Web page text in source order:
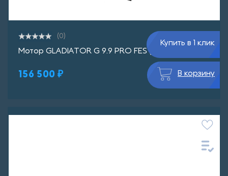
(0)
Мотор GLADIATOR G 9.9 PRO FES (дист.)
156 500 ₽
Купить в 1 клик
В корзину